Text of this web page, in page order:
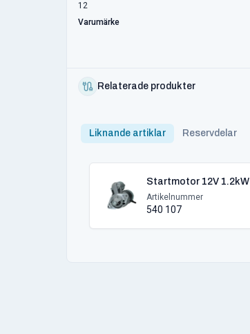
12
Varumärke
Relaterade produkter
Liknande artiklar Reservdelar
Startmotor 12V 1.2kW
Artikelnummer
540 107